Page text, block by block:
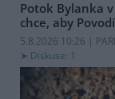
Potok Bylanka
chce, aby
5.8.2026 10:26 |
Diskuse: 1